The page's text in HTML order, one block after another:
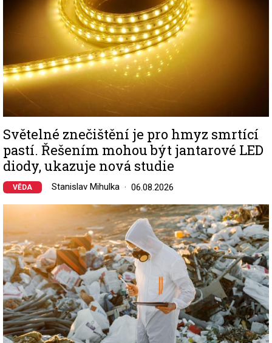
Světelné znečištění je pro hmyz smrtící
pastí. Řešením mohou být jantarové LED
diody, ukazuje nová studie
VĚDA Stanislav Mihulka 06.08.2026
Image